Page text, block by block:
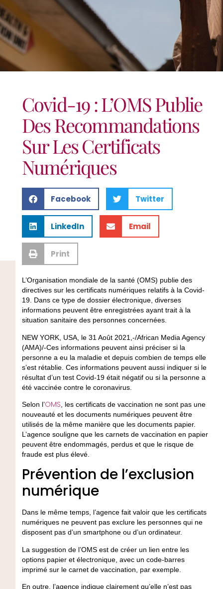
Covid-19 : L’OMS Publie
Des Recommandations
Sur Les Certificats
Numériques
Facebook Twitter
LinkedIn Email
Print
L’Organisation mondiale de la santé (OMS) publie des
directives sur les certificats numériques relatifs à la Covid-
19. Dans ce type de dossier électronique, diverses
informations peuvent être enregistrées ayant trait à la
situation sanitaire des personnes concernées.
NEW YORK, USA, le 31 Août 2021,-/African Media Agency
(AMA)/-Ces informations peuvent ainsi préciser si la
personne a eu la maladie et depuis combien de temps elle
s’est rétablie. Ces informations peuvent aussi indiquer si le
résultat d’un test Covid-19 était négatif ou si la personne a
été vaccinée contre le coronavirus.
Selon l’OMS , les certificats de vaccination ne sont pas une
nouveauté et les documents numériques peuvent être
utilisés de la même manière que les documents papier.
L’agence souligne que les carnets de vaccination en papier
peuvent être endommagés, perdus et que le risque de
fraude est plus élevé.
Prévention de l’exclusion
numérique
Dans le même temps, l’agence fait valoir que les certificats
numériques ne peuvent pas exclure les personnes qui ne
disposent pas d’un smartphone ou d’un ordinateur.
La suggestion de l’OMS est de créer un lien entre les
options papier et électronique, avec un code-barres
imprimé sur le carnet de vaccination, par exemple.
En outre, l’agence indique clairement qu’elle n’est pas